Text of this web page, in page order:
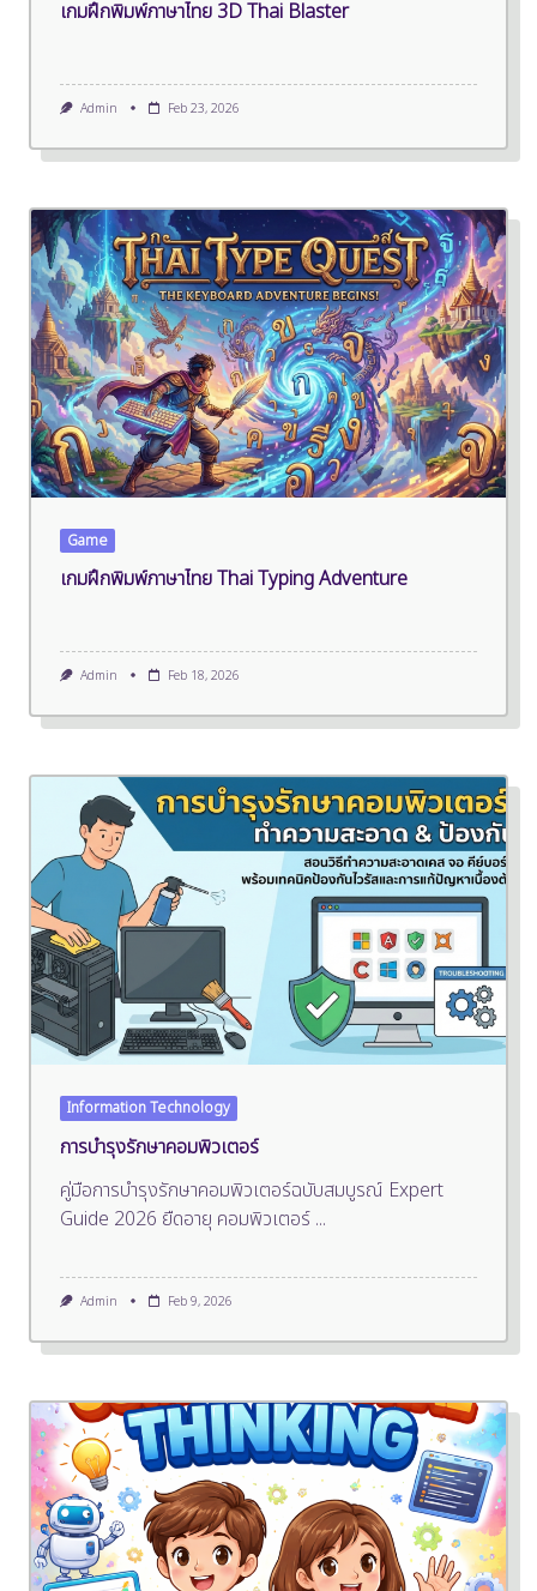
เกมฝึกพิมพ์ภาษาไทย 3D Thai Blaster
Admin Feb 23, 2026
Game
เกมฝึกพิมพ์ภาษาไทย Thai Typing Adventure
Admin Feb 18, 2026
Information Technology
การบำรุงรักษาคอมพิวเตอร์
คู่มือการบำรุงรักษาคอมพิวเตอร์ฉบับสมบูรณ์ Expert
Guide 2026 ยืดอายุ คอมพิวเตอร์ ...
Admin Feb 9, 2026